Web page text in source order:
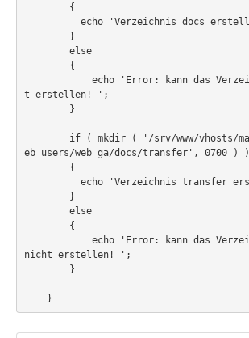
Webdesign
JavaScript
Sicherheit
PovRay
PHP
t erstellen! ';
eb_users/web_ga/docs/transfer', 0700 ) )
nicht erstellen! ';
    }